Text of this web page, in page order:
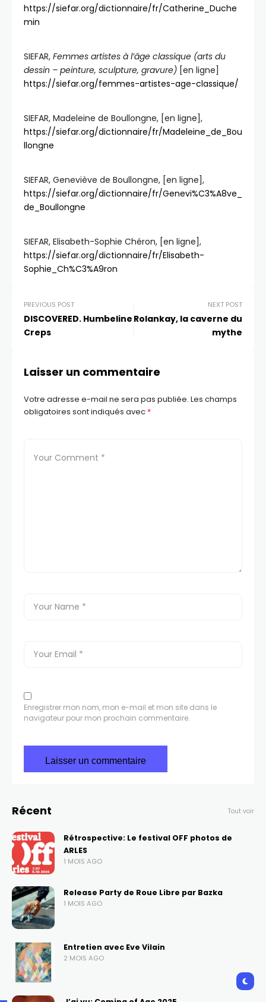
https://siefar.org/dictionnaire/fr/Catherine_Duche
min
SIEFAR, Femmes artistes à l’âge classique (arts du
dessin – peinture, sculpture, gravure) [en ligne]
https://siefar.org/femmes-artistes-age-classique/
SIEFAR, Madeleine de Boullongne, [en ligne],
https://siefar.org/dictionnaire/fr/Madeleine_de_Bou
llongne
SIEFAR, Geneviève de Boullongne, [en ligne],
https://siefar.org/dictionnaire/fr/Genevi%C3%A8ve_
de_Boullongne
SIEFAR, Elisabeth-Sophie Chéron, [en ligne],
https://siefar.org/dictionnaire/fr/Elisabeth-
Sophie_Ch%C3%A9ron
PREVIOUS POST
DISCOVERED. Humbeline
Creps
NEXT POST
Rolankay, la caverne du
mythe
Laisser un commentaire
Votre adresse e-mail ne sera pas publiée. Les champs
obligatoires sont indiqués avec *
Enregistrer mon nom, mon e-mail et mon site dans le
navigateur pour mon prochain commentaire.
Récent Tout voir
Rétrospective: Le festival OFF photos de
ARLES
1 MOIS AGO
Release Party de Roue Libre par Bazka
1 MOIS AGO
Entretien avec Eve Vilain
2 MOIS AGO